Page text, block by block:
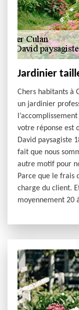
Jardinier
Chers habitants à
un jardinier
votre réponse est
David paysagiste
fait que nous
autre motif pour
Parce que le frais
charge du client.
moyennement 20